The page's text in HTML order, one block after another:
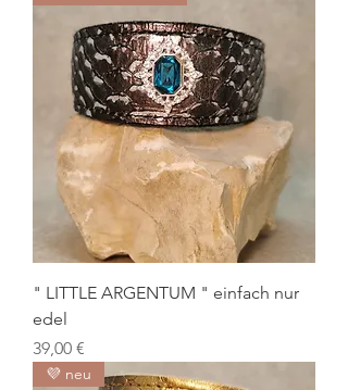
" LITTLE ARGENTUM " einfach nur
edel
Preis
39,00 €
💜 neu